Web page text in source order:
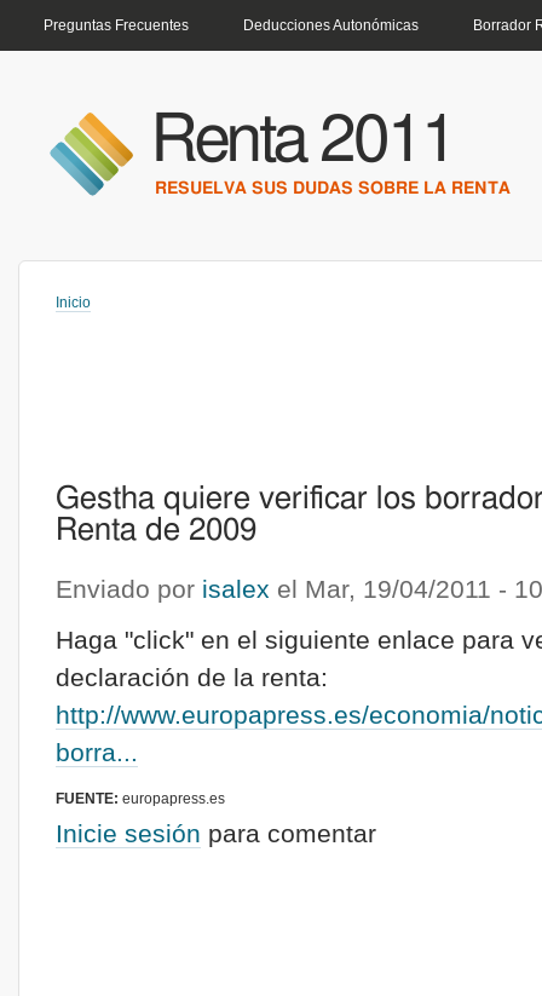
Preguntas Frecuentes Deducciones Autonómicas Borrador
Renta 2011
RESUELVA SUS DUDAS SOBRE LA RENTA
Usted está aquí
Inicio
Gestha quiere verificar los
Renta de 2009
Enviado por isalex el Mar, 19/04/2011 -
Haga "click" en el siguiente enlace para
declaración de la renta:
http://www.europapress.es/economia/
borra...
FUENTE: europapress.es
Inicie sesión para comentar